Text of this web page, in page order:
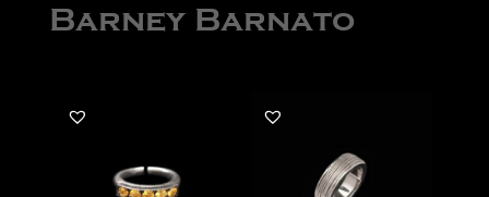
Barney Barnato